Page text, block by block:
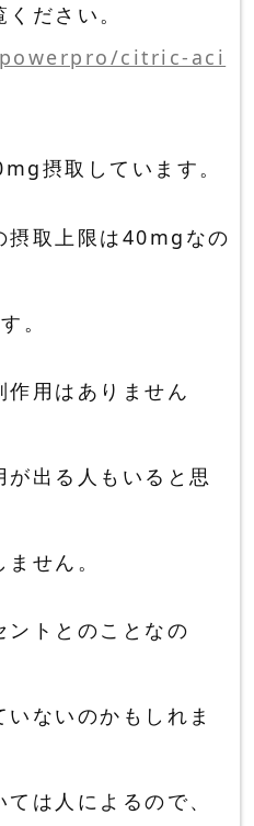
ださい。
citric-aci
摂取しています。
摂取上限は40mgなの
。
用はありません
が出る人もいると思
せん。
ントとのことなの
ないのかもしれま
は人によるので、